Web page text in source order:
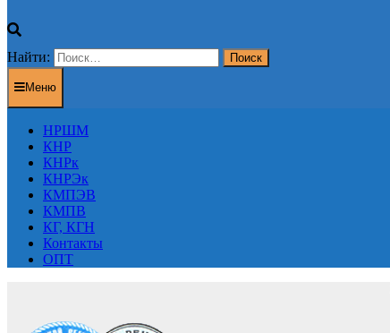
Найти:
Меню
НРШМ
КНР
КНРк
КНРЭк
КМПЭВ
КМПВ
КГ, КГН
Контакты
ОПТ